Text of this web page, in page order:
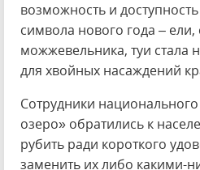
возможность и
символа нового года – ели,
можжевельника, туи стала
для хвойных насаждений
Сотрудники
озеро» обратились к
рубить ради короткого
заменить их либо какими-